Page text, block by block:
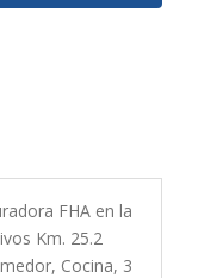
FHA en la
Km. 25.2
Cocina, 3